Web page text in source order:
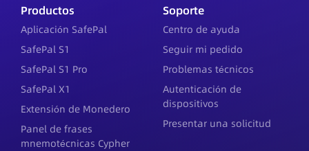
Productos
Aplicación SafePal
SafePal S1
SafePal S1 Pro
SafePal X1
Extensión de Monedero
Panel de frases
mnemotécnicas Cypher
Soporte
Centro de ayuda
Seguir mi pedido
Problemas técnicos
Autenticación de
dispositivos
Presentar una solicitud